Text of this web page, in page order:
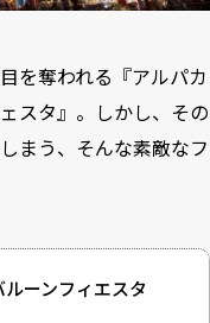
を奪われる『アルパカ
スタ』。しかし、その
まう、そんな素敵なフ
ーンフィエスタ